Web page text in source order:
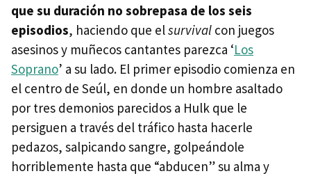
que su duración no sobrepasa de los seis
episodios, haciendo que elsurvival con juegos
asesinos y muñecos cantantes parezca ‘Los
Soprano’ a su lado. El primer episodio comienza en
el centro de Seúl, en donde un hombre asaltado
por tres demonios parecidos a Hulk que le
persiguen a través del tráfico hasta hacerle
pedazos, salpicando sangre, golpeándole
horriblemente hasta que “abducen” su alma y